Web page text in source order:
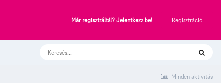
Már regisztráltál? Jelentkezz be! Regisztráció
Minden aktivitás